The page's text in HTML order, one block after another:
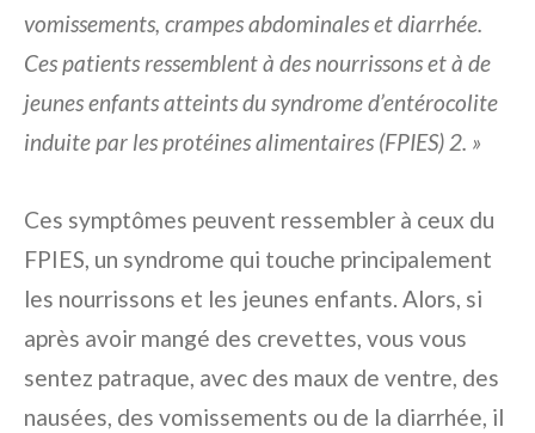
vomissements, crampes abdominales et diarrhée.
Ces patients ressemblent à des nourrissons et à de
jeunes enfants atteints du syndrome d’entérocolite
induite par les protéines alimentaires (FPIES) 2. »
Ces symptômes peuvent ressembler à ceux du
FPIES, un syndrome qui touche principalement
les nourrissons et les jeunes enfants. Alors, si
après avoir mangé des crevettes, vous vous
sentez patraque, avec des maux de ventre, des
nausées, des vomissements ou de la diarrhée, il